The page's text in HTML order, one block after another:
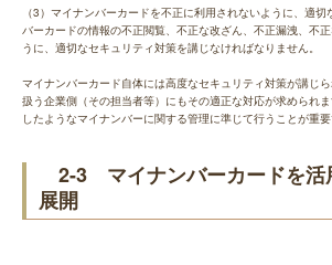
（3）マイナンバーカードを不正に利用されないように、適
バーカードの情報の不正閲覧、不正な改ざん、不正漏洩、不
うに、適切なセキュリティ対策を講じなければなりません。
マイナンバーカード自体には高度なセキュリティ対策が講じ
扱う企業側（その担当者等）にもその適正な対応が求められ
したようなマイナンバーに関する管理に準じて行うことが重要
2-3 マイナンバーカードを活
展開